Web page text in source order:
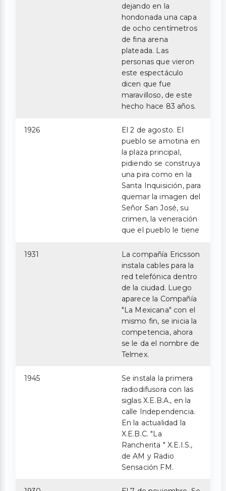
dejando en la
hondonada una capa
de ocho centímetros
de fina arena
plateada. Las
personas que vieron
este espectáculo
dicen que fue
maravilloso, de este
hecho hace 83 años.
1926
El 2 de agosto. El
pueblo se amotina en
la plaza principal,
pidiendo se construya
una pira como en la
Santa Inquisición, para
quemar la imagen del
Señor San José, su
crimen, la veneración
que el pueblo le tiene
1931
La compañía Ericsson
instala cables para la
red telefónica dentro
de la ciudad. Luego
aparece la Compañía
"La Mexicana" con el
mismo fin, se inicia la
competencia, ahora
se le da el nombre de
Telmex.
1945
Se instala la primera
radiodifusora con las
siglas X.E.B.A., en la
calle Independencia.
En la actualidad la
X.E.B.C. "La
Rancherita " X.E.I.S.,
de AM y Radio
Sensación FM.